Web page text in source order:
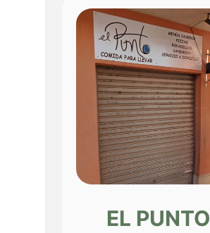
EL PUNTO